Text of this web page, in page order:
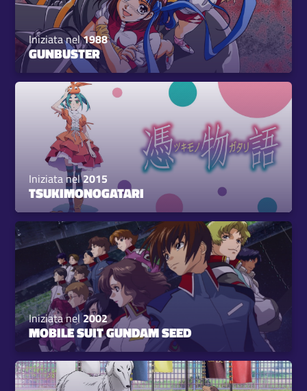
Iniziata nel1988
GUNBUSTER
Iniziata nel2015
TSUKIMONOGATARI
Iniziata nel2002
MOBILE SUIT GUNDAM SEED